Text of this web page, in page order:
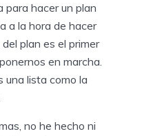
para hacer un plan
a la hora de hacer
plan es el primer
en marcha.
una lista como la
no he hecho ni